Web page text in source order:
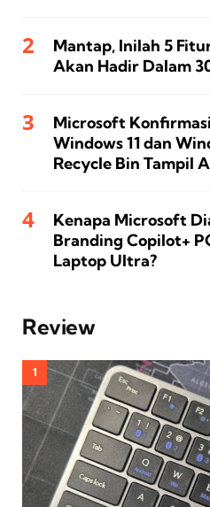
Mantap, Inilah 5
Akan Hadir Dalam
Microsoft
Windows 11 dan
Recycle Bin Tampil
Kenapa Microsoft
Branding Copilot+
Laptop Ultra?
Review